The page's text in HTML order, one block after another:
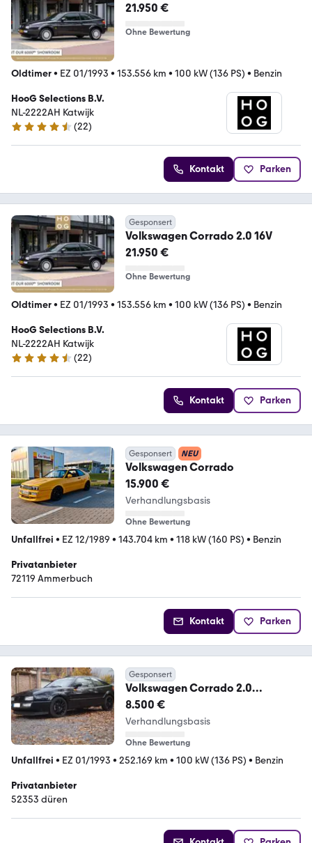
21.950 €
Ohne Bewertung
Oldtimer• EZ 01/1993 • 153.556 km • 100 kW (136 PS) • Benzin
HooG Selections B.V.
NL-2222AH Katwijk
4.3 Sterne
(22)
Kontakt Parken
Gesponsert
Volkswagen Corrado 2.0 16V
21.950 €
Ohne Bewertung
Oldtimer• EZ 01/1993 • 153.556 km • 100 kW (136 PS) • Benzin
HooG Selections B.V.
NL-2222AH Katwijk
4.3 Sterne
(22)
Kontakt Parken
Gesponsert NEU
Volkswagen Corrado
15.900 €
Verhandlungsbasis
Ohne Bewertung
Unfallfrei • EZ 12/1989 • 143.704 km • 118 kW (160 PS) • Benzin
Privatanbieter
72119 Ammerbuch
Kontakt Parken
Gesponsert
Volkswagen Corrado 2.0
Standard
8.500 €
Verhandlungsbasis
Ohne Bewertung
Unfallfrei • EZ 01/1993 • 252.169 km • 100 kW (136 PS) • Benzin
Privatanbieter
52353 düren